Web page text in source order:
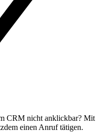
CRM nicht anklickbar? Mit
einen Anruf tätigen.